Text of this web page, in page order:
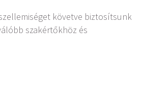
követve biztosítsunk
szakértőkhöz és